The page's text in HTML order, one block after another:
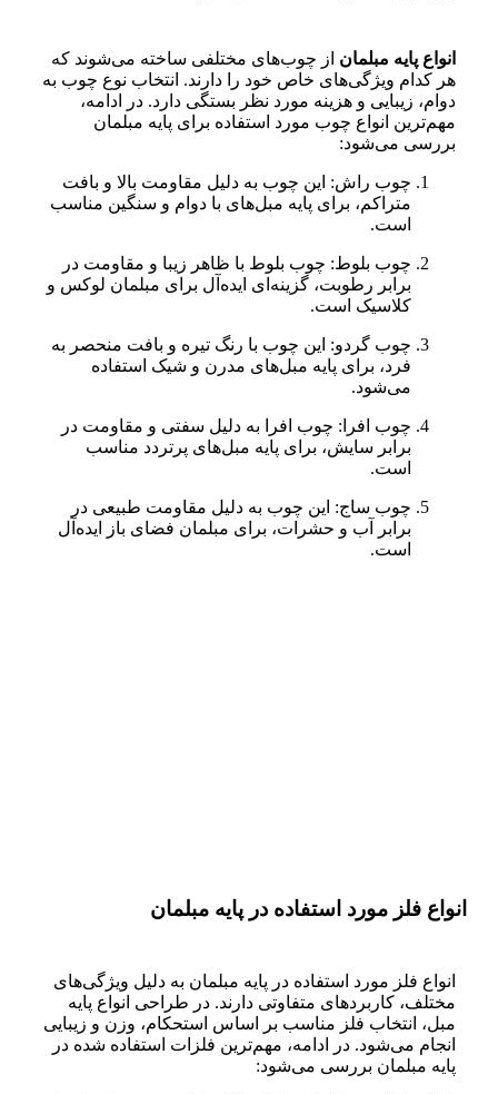
انواع پایه مبلمان از چوب‌های مختلفی ساخته می‌شوند که
هر کدام ویژگی‌های خاص خود را دارند. انتخاب نوع چوب به
دوام، زیبایی و هزینه مورد نظر بستگی دارد. در ادامه،
مهم‌ترین انواع چوب مورد استفاده برای پایه مبلمان
بررسی می‌شود:
چوب راش: این چوب به دلیل مقاومت بالا و بافت
متراکم، برای پایه مبل‌های با دوام و سنگین مناسب
است.
چوب بلوط: چوب بلوط با ظاهر زیبا و مقاومت در
برابر رطوبت، گزینه‌ای ایده‌آل برای مبلمان لوکس و
کلاسیک است.
چوب گردو: این چوب با رنگ تیره و بافت منحصر به
فرد، برای پایه مبل‌های مدرن و شیک استفاده
می‌شود.
چوب افرا: چوب افرا به دلیل سفتی و مقاومت در
برابر سایش، برای پایه مبل‌های پرتردد مناسب
است.
چوب ساج: این چوب به دلیل مقاومت طبیعی در
برابر آب و حشرات، برای مبلمان فضای باز ایده‌آل
است.
انواع فلز مورد استفاده در پایه مبلمان
انواع فلز مورد استفاده در پایه مبلمان به دلیل ویژگی‌های
مختلف، کاربردهای متفاوتی دارند. در طراحی انواع پایه
مبل، انتخاب فلز مناسب بر اساس استحکام، وزن و زیبایی
انجام می‌شود. در ادامه، مهم‌ترین فلزات استفاده شده در
پایه مبلمان بررسی می‌شود: